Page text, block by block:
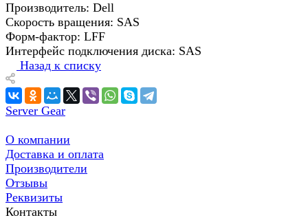
Производитель: Dell
Скорость вращения: SAS
Форм-фактор: LFF
Интерфейс подключения диска: SAS
Назад к списку
Server Gear
О компании
Доставка и оплата
Производители
Отзывы
Реквизиты
Контакты